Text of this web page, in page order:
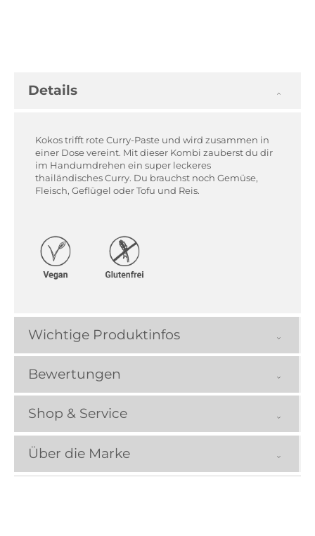
Details
Kokos trifft rote Curry-Paste und wird zusammen in
einer Dose vereint. Mit dieser Kombi zauberst du dir
im Handumdrehen ein super leckeres
thailändisches Curry. Du brauchst noch Gemüse,
Fleisch, Geflügel oder Tofu und Reis.
Wichtige Produktinfos
Bewertungen
Shop & Service
Über die Marke